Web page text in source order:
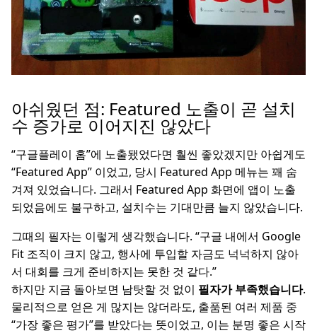
아쉬웠던 점: Featured 노출이 곧 설치
수 증가로 이어지진 않았다
“구글플레이 홈”에 노출됐었다면 훨씬 좋았겠지만 아쉽게도
“Featured App” 이었고, 당시 Featured App 메뉴는 꽤 숨
겨져 있었습니다. 그래서 Featured App 화면에 앱이 노출
되었음에도 불구하고, 설치수는 기대만큼 늘지 않았습니다.
그때의 필자는 이렇게 생각했습니다. “구글 내에서 Google
Fit 조직이 크지 않고, 행사에 투입할 자금도 넉넉하지 않아
서 대회를 크게 준비하지는 못한 것 같다.”
하지만 지금 돌아보면 남탓할 것 없이 필자가 부족했습니다.
물리적으로 얻은 게 많지는 않더라도, 출품된 여러 제품 중
“가장 좋은 평가”를 받았다는 뜻이었고, 이는 분명 좋은 시작